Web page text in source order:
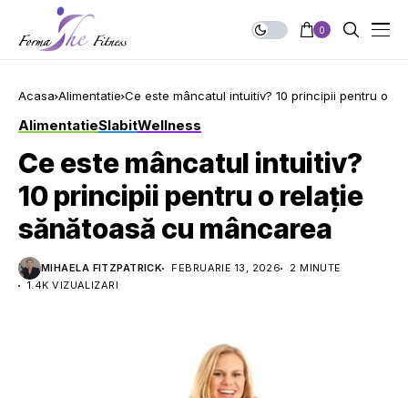
0
Acasa Alimentatie Ce este mâncatul intuitiv? 10 principii pentru o
AlimentatieSlabitWellness
Ce este mâncatul intuitiv?
10 principii pentru o relație
sănătoasă cu mâncarea
MIHAELA FITZPATRICK FEBRUARIE 13, 2026
2 MINUTE
1.4K VIZUALIZARI